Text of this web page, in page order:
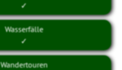
✓
Wasserfälle
✓
Wandertouren